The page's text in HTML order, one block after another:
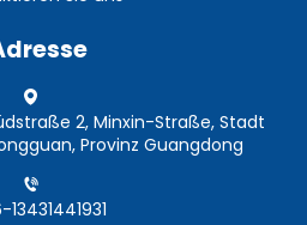
2, Minxin-Straße, Stadt
Provinz Guangdong
13431441931